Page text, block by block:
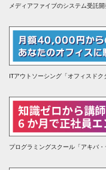
メディアファイブのシステム受託開
ITアウトソーシング「オフィスドク
プログラミングスクール「アキバ